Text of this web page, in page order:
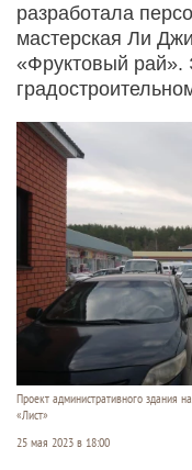
разработала
мастерская Ли
«Фруктовый рай».
Проект административного здания
«Лист»
25 мая 2023 в 18:00